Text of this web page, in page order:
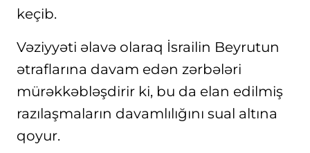
keçib.
Vəziyyəti əlavə olaraq İsrailin Beyrutun
ətraflarına davam edən zərbələri
mürəkkəbləşdirir ki, bu da elan edilmiş
razılaşmaların davamlılığını sual altına
qoyur.